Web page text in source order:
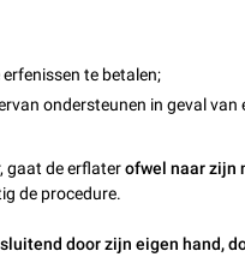
te betalen;
ondersteunen in geval van
gaat de erflaterofwel naar zijn
de procedure.
door zijn eigen hand,